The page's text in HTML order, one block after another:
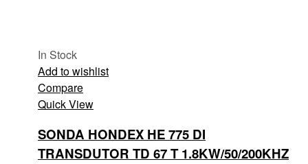
In Stock
Add to wishlist
Compare
Quick View
SONDA HONDEX HE 775 DI
TRANSDUTOR TD 67 T 1.8KW/50/200KHZ